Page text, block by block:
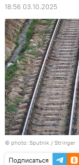
18:56 03.10.2025
© photo: Sputnik / Stringer
Подписаться